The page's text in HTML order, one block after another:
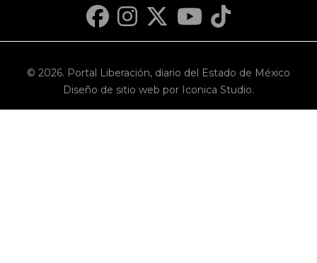
© 2026. Portal Liberación, diario del Estado de México
Diseño de sitio web por Iconica Studio.